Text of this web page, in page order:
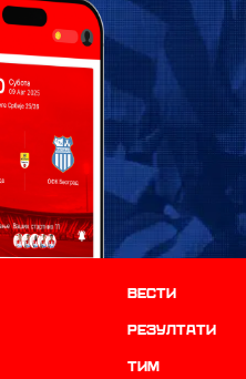
Вести
резултати
ТИМ